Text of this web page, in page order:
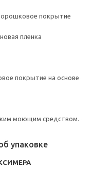
покрытие
пленка
покрытие на основе
моющим средством.
упаковке